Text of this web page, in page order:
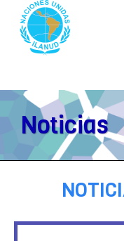
Noticias